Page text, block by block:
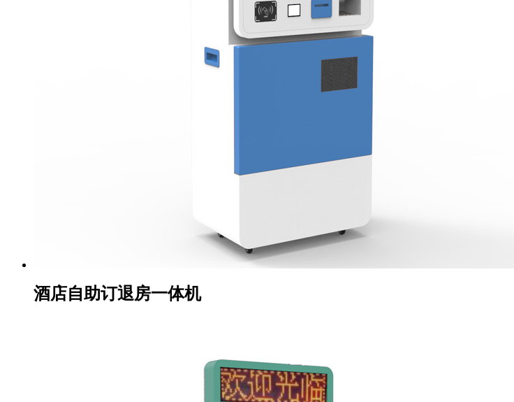
酒店自助订退房一体机